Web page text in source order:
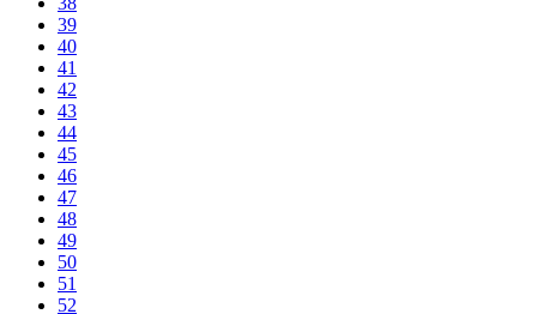
39
40
41
42
43
44
45
46
47
48
49
50
51
52